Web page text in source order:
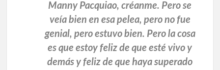
Manny Pacquiao, créanme. Pero se
veía bien en esa pelea, pero no fue
genial, pero estuvo bien. Pero la cosa
es que estoy feliz de que esté vivo y
demás y feliz de que haya superado